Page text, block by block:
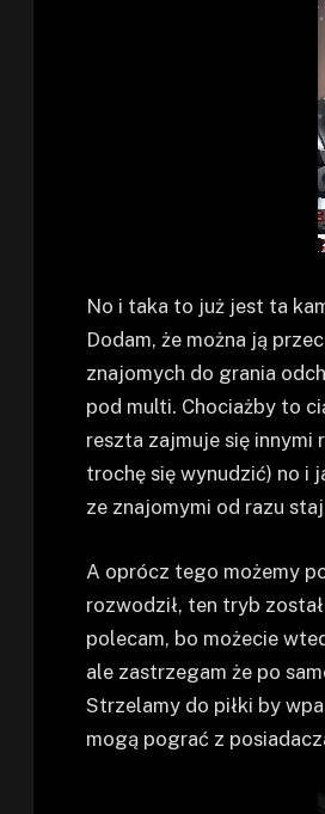
No i taka to już jest ta
Dodam, że można ją
znajomych do grania
pod multi. Chociażby to
reszta zajmuje się innymi
trochę się wynudzić) no i
ze znajomymi od razu
A oprócz tego możemy
rozwodził, ten tryb
polecam, bo możecie
ale zastrzegam że po
Strzelamy do piłki by
mogą pograć z